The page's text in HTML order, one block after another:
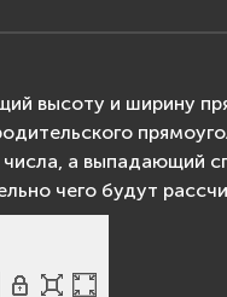
высоту и ширину
а выпадающий
чего будут